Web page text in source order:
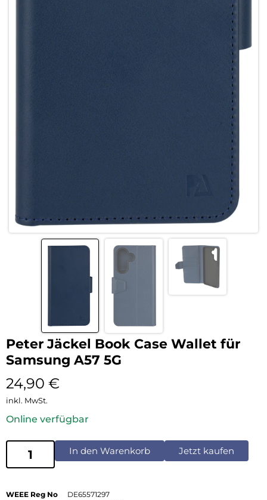
Peter Jäckel Book Case Wallet für
Samsung A57 5G
24,90 €
inkl. MwSt.
Online verfügbar
In den Warenkorb Jetzt kaufen
WEEE Reg No
DE65571297